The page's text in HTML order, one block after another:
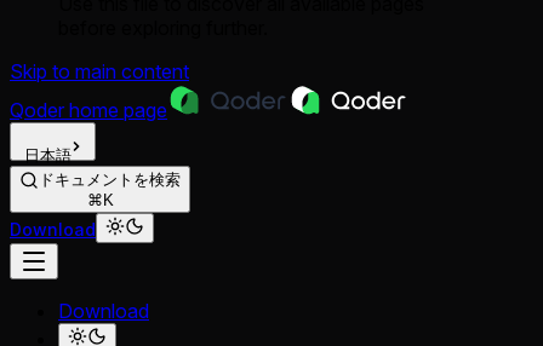
Skip to main content
Qoder home page
日本語
ドキュメントを検索
⌘K
Download
Download